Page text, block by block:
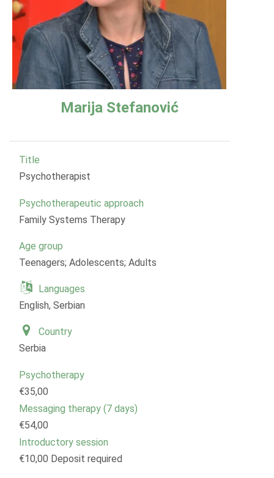
Marija Stefanović
Title
Psychotherapist
Psychotherapeutic approach
Family Systems Therapy
Age group
Teenagers; Adolescents; Adults
Languages
English, Serbian
Country
Serbia
Psychotherapy
€35,00
Messaging therapy (7 days)
€54,00
Introductory session
€10,00 Deposit required